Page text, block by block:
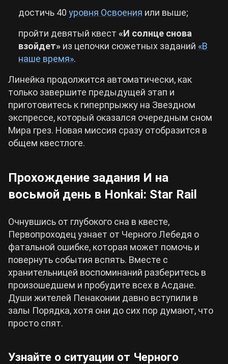
достичь 40 уровня Освоения или выше;
пройти девятый квест «И солнце снова
взойдет» из цепочки сюжетных заданий «В
наше время».
Линейка продолжится автоматически, как
только завершите предыдущей этап и
приготовитесь к гиперпрыжку на Звездном
экспрессе, который оказался очередным сном
Мира грез. Новая миссия сразу отобразится в
общем квестлоге.
Прохождение задания И на
восьмой день в Honkai: Star Rail
Очнувшись от глубокого сна в квесте,
Первопроходец узнает от Черного Лебедя о
фатальной ошибке, которая может помочь и
повернуть события вспять. Вместе с
хранительницей воспоминаний разберитесь в
произошедшем и пробудите всех в Асдане.
Души жителей Пенаконии давно вступили в
залы Порядка, хотя они до сих пор думают, что
просто спят.
Узнайте о ситуации от Черного